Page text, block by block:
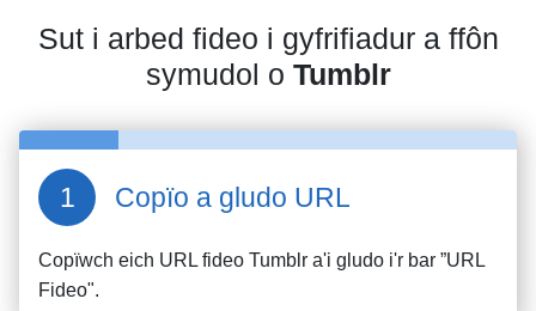
Sut i arbed fideo i gyfrifiadur a ffôn
symudol o Tumblr
Copïo a gludo URL
Copïwch eich URL fideo Tumblr a'i gludo i'r bar ”URL
Fideo".